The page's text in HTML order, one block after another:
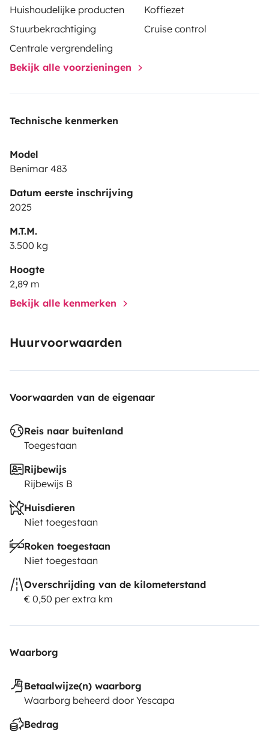
Huishoudelijke producten
Koffiezet
Stuurbekrachtiging
Cruise control
Centrale vergrendeling
Bekijk alle voorzieningen
Technische kenmerken
Model
Benimar 483
Datum eerste inschrijving
2025
M.T.M.
3.500 kg
Hoogte
2,89 m
Bekijk alle kenmerken
Huurvoorwaarden
Voorwaarden van de eigenaar
Reis naar buitenland
Toegestaan
Rijbewijs
Rijbewijs B
Huisdieren
Niet toegestaan
Roken toegestaan
Niet toegestaan
Overschrijding van de kilometerstand
€ 0,50 per extra km
Waarborg
Betaalwijze(n) waarborg
Waarborg beheerd door Yescapa
Bedrag